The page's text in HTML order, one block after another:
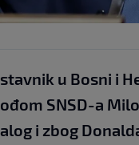
u Bosni i
SNSD-a
i zbog